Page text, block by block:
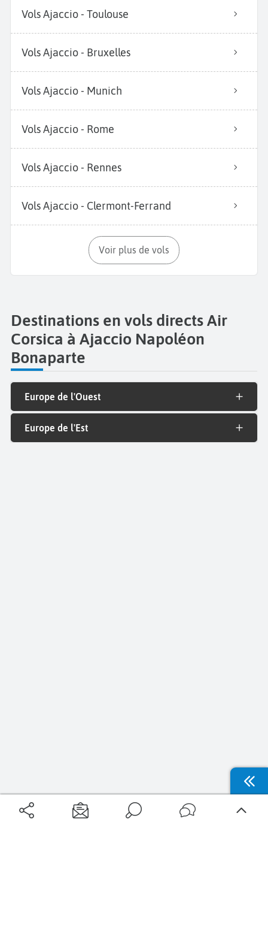
Vols Ajaccio - Toulouse
Vols Ajaccio - Bruxelles
Vols Ajaccio - Munich
Vols Ajaccio - Rome
Vols Ajaccio - Rennes
Vols Ajaccio - Clermont-Ferrand
Voir plus de vols
Destinations en vols directs Air
Corsica à Ajaccio Napoléon
Bonaparte
Europe de l'Ouest
Europe de l'Est